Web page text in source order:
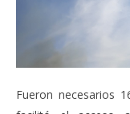
Fueron necesarios